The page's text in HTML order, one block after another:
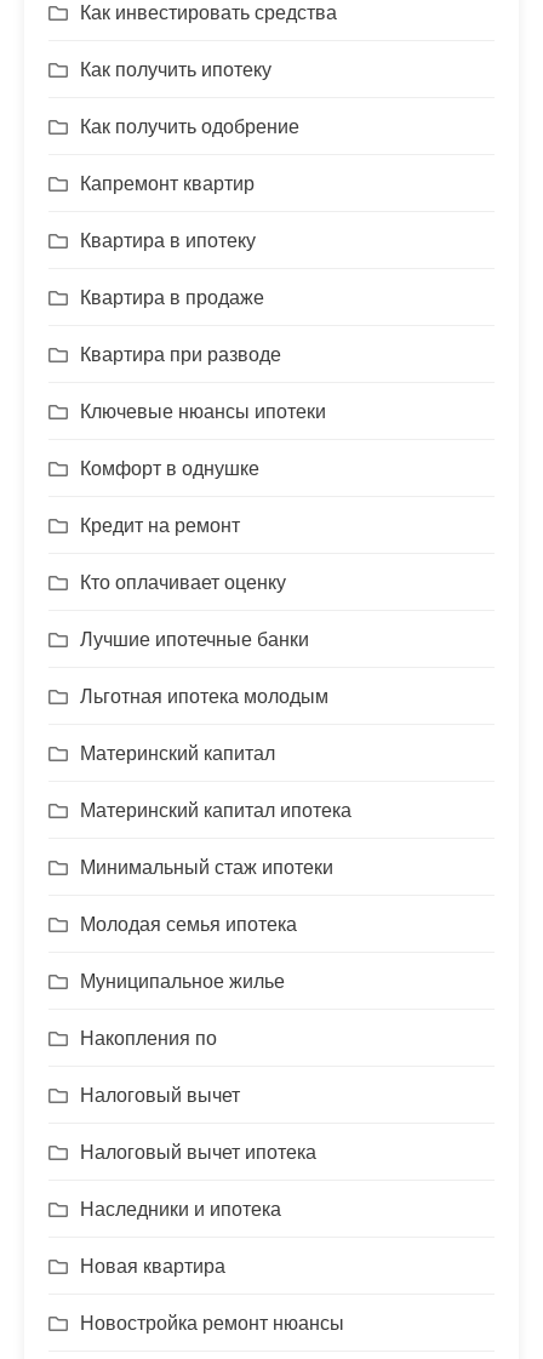
Как инвестировать средства
Как получить ипотеку
Как получить одобрение
Капремонт квартир
Квартира в ипотеку
Квартира в продаже
Квартира при разводе
Ключевые нюансы ипотеки
Комфорт в однушке
Кредит на ремонт
Кто оплачивает оценку
Лучшие ипотечные банки
Льготная ипотека молодым
Материнский капитал
Материнский капитал ипотека
Минимальный стаж ипотеки
Молодая семья ипотека
Муниципальное жилье
Накопления по
Налоговый вычет
Налоговый вычет ипотека
Наследники и ипотека
Новая квартира
Новостройка ремонт нюансы